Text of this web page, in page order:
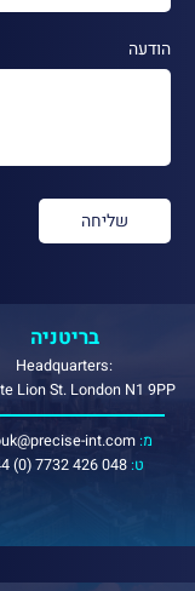
הודעה
בריטניה
Headquarters:
Lion St. London N1 9PP
int.com :מ
(0) 7732 426 048 :ט